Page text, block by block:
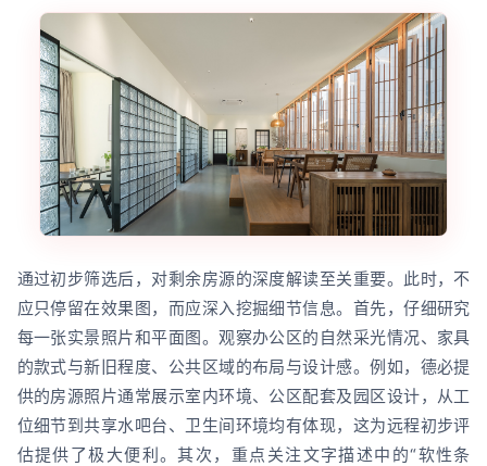
通过初步筛选后，对剩余房源的深度解读至关重要。此时，不
应只停留在效果图，而应深入挖掘细节信息。首先，仔细研究
每一张实景照片和平面图。观察办公区的自然采光情况、家具
的款式与新旧程度、公共区域的布局与设计感。例如，德必提
供的房源照片通常展示室内环境、公区配套及园区设计，从工
位细节到共享水吧台、卫生间环境均有体现，这为远程初步评
估提供了极大便利。其次，重点关注文字描述中的“软性条